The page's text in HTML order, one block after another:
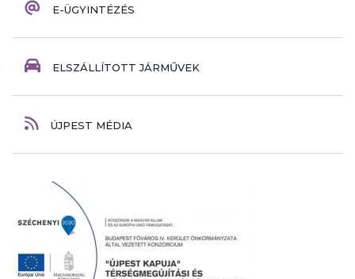
E-ÜGYINTÉZÉS
ELSZÁLLÍTOTT JÁRMŰVEK
ÚJPEST MÉDIA